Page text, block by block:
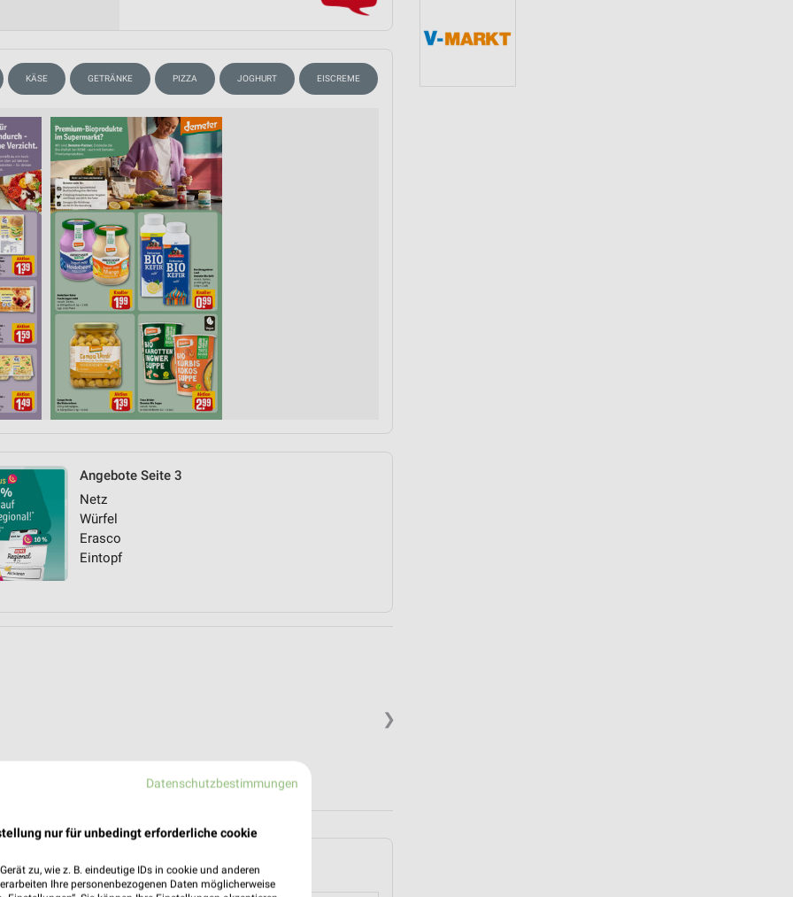
KÄSE GETRÄNKE PIZZA JOGHURT EISCREME
Angebote Seite 3
Netz
Würfel
Erasco
Eintopf
❯
und Umgebung
Datenschutzbestimmungen
nur für unbedingt erforderliche cookie
zu, wie z. B. eindeutige IDs in cookie und anderen
Ihre personenbezogenen Daten möglicherweise